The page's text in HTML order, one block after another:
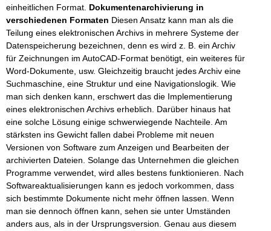
einheitlichen Format. Dokumentenarchivierung in
verschiedenen Formaten Diesen Ansatz kann man als die
Teilung eines elektronischen Archivs in mehrere Systeme der
Datenspeicherung bezeichnen, denn es wird z. B. ein Archiv
für Zeichnungen im AutoCAD-Format benötigt, ein weiteres für
Word-Dokumente, usw. Gleichzeitig braucht jedes Archiv eine
Suchmaschine, eine Struktur und eine Navigationslogik. Wie
man sich denken kann, erschwert das die Implementierung
eines elektronischen Archivs erheblich. Darüber hinaus hat
eine solche Lösung einige schwerwiegende Nachteile. Am
stärksten ins Gewicht fallen dabei Probleme mit neuen
Versionen von Software zum Anzeigen und Bearbeiten der
archivierten Dateien. Solange das Unternehmen die gleichen
Programme verwendet, wird alles bestens funktionieren. Nach
Softwareaktualisierungen kann es jedoch vorkommen, dass
sich bestimmte Dokumente nicht mehr öffnen lassen. Wenn
man sie dennoch öffnen kann, sehen sie unter Umständen
anders aus, als in der Ursprungsversion. Genau aus diesem